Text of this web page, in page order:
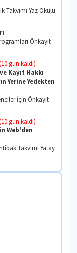
Yaz Okulu
İlanı
Dönemi
İlanı
Güz Dönemi
Sonuçlarının İlanı
Programları
ve Kayıt
Yerine
Öğrenciler İçin